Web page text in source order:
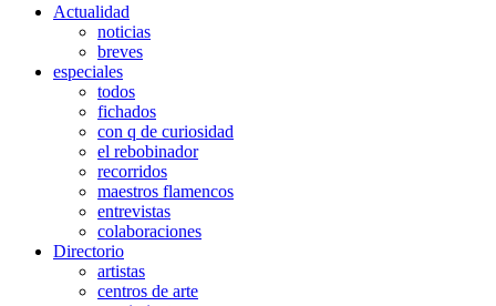
Actualidad
noticias
breves
especiales
todos
fichados
con q de curiosidad
el rebobinador
recorridos
maestros flamencos
entrevistas
colaboraciones
Directorio
artistas
centros de arte